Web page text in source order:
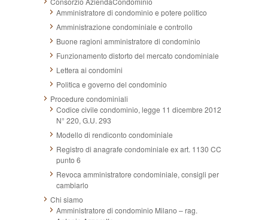
Amministratore di condominio e potere politico
Amministrazione condominiale e controllo
Buone ragioni amministratore di condominio
Funzionamento distorto del mercato condominiale
Lettera ai condomini
Politica e governo del condominio
Procedure condominiali
Codice civile condominio, legge 11 dicembre 2012
N° 220, G.U. 293
Modello di rendiconto condominiale
Registro di anagrafe condominiale ex art. 1130 CC
punto 6
Revoca amministratore condominiale, consigli per
cambiarlo
Chi siamo
Amministratore di condominio Milano – rag.